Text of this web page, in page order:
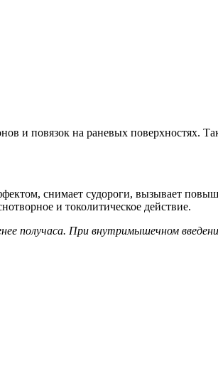
и повязок на раневых поверхностях.
снимает судороги, вызывает
и токолитическое действие.
получаса. При внутримышечном